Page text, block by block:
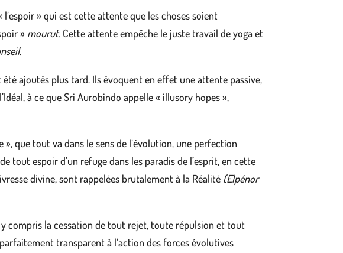
» qui est cette attente que les choses soient
» mourut. Cette attente empêche le juste travail de yoga et
ajoutés plus tard. Ils évoquent en effet une attente passive,
à ce que Sri Aurobindo appelle « illusory hopes »,
que tout va dans le sens de l’évolution, une perfection
tout espoir d’un refuge dans les paradis de l’esprit, en cette
divine, sont rappelées brutalement à la Réalité (Elpénor
compris la cessation de tout rejet, toute répulsion et tout
transparent à l’action des forces évolutives